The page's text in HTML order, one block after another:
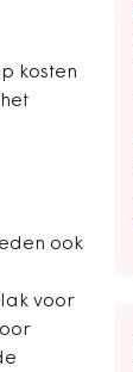
kosten
ook
voor